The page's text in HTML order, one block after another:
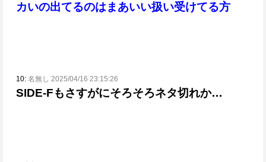
カいの出てるのはまあいい扱い受けてる方
10: 名無し 2025/04/16 23:15:26
SIDE-Fもさすがにそろそろネタ切れか…